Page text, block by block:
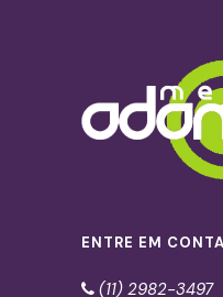
ENTRE EM
(11) 2982-3497